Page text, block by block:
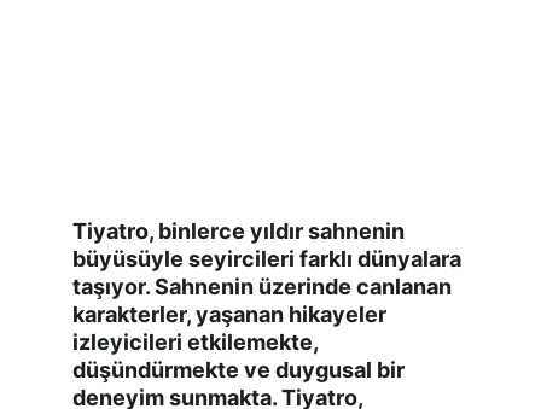
Tiyatro, binlerce yıldır sahnenin
büyüsüyle seyircileri farklı dünyalara
taşıyor. Sahnenin üzerinde canlanan
karakterler, yaşanan hikayeler
izleyicileri etkilemekte,
düşündürmekte ve duygusal bir
deneyim sunmakta. Tiyatro,